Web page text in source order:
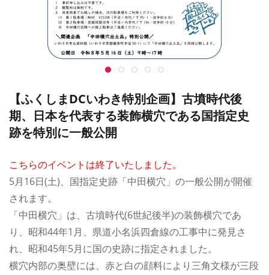
【ふくしまDCいわき特別企画】古墳時代後
期、日本を代表する装飾横穴である国指定史
跡を特別に一般公開
こちらのイベントは終了いたしました。
5月16日(土)、国指定史跡「中田横穴」の一般公開が開催
されます。
「中田横穴」は、古墳時代(6世紀後半)の装飾横穴であ
り、昭和44年1月、県道小名浜四倉線の工事中に発見さ
れ、昭和45年5月に国の史跡に指定されました。
横穴内部の奥壁には、赤と白の顔料により三角文様が三段